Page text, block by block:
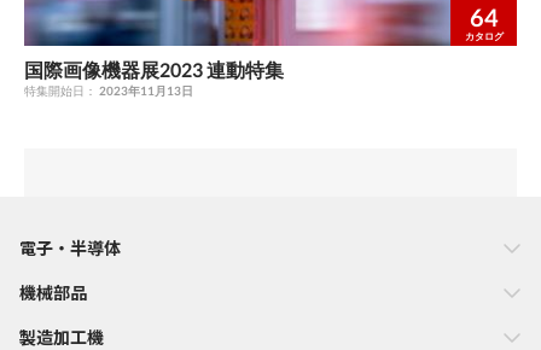
64
カタログ
国際画像機器展2023 連動特集
特集開始日： 2023年11月13日
電子・半導体
機械部品
製造加工機